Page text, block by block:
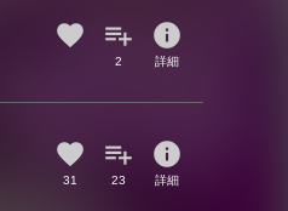
2
info
詳細
31 23
info
詳細